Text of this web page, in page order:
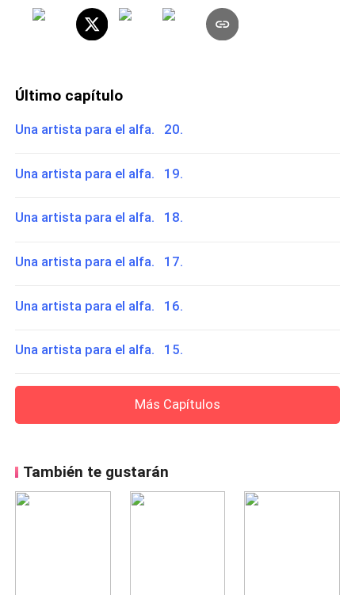
Último capítulo
Una artista para el alfa. 20.
Una artista para el alfa. 19.
Una artista para el alfa. 18.
Una artista para el alfa. 17.
Una artista para el alfa. 16.
Una artista para el alfa. 15.
Más Capítulos
También te gustarán